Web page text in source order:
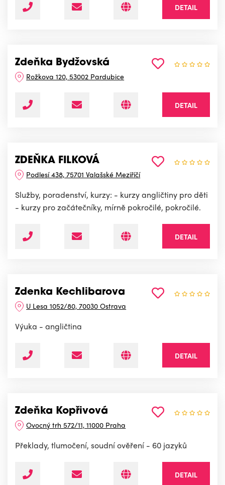
DETAIL
Zdeňka Bydžovská
Rožkova 120, 53002 Pardubice
DETAIL
ZDEŇKA FILKOVÁ
Podlesí 438, 75701 Valašské Meziříčí
Služby, poradenství, kurzy: - kurzy angličtiny pro děti
- kurzy pro začátečníky, mírně pokročilé, pokročilé.
DETAIL
Zdenka Kechlibarova
U Lesa 1052/80, 70030 Ostrava
Výuka - angličtina
DETAIL
Zdeňka Kopřivová
Ovocný trh 572/11, 11000 Praha
Překlady, tlumočení, soudní ověření - 60 jazyků
DETAIL